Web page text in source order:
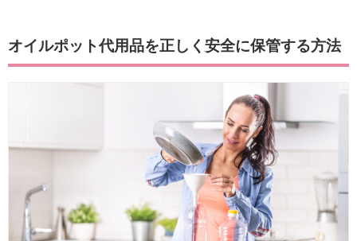
オイルポット代用品を正しく安全に保管する方法